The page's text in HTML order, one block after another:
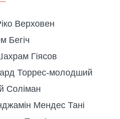
Верховен
Бегіч
Гіясов
Торрес-молодший
Соліман
Мендес Тані